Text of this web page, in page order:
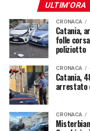
ULTIM'ORA
CRONACA
Catania,
folle
poliziotto
CRONACA
Catania,
arrestato
CRONACA